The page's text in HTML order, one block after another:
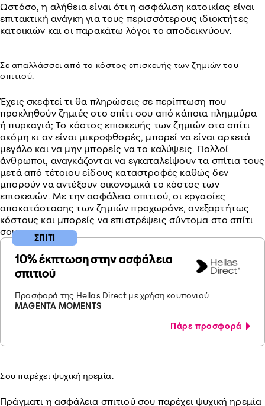
Ωστόσο, η αλήθεια είναι ότι η ασφάλιση κατοικίας είναι
επιτακτική ανάγκη για τους περισσότερους ιδιοκτήτες
κατοικιών και οι παρακάτω λόγοι το αποδεικνύουν.
Σε απαλλάσσει από το κόστος επισκευής των ζημιών του
σπιτιού.
Έχεις σκεφτεί τι θα πληρώσεις σε περίπτωση που
προκληθούν ζημιές στο σπίτι σου από κάποια πλημμύρα
ή πυρκαγιά; Το κόστος επισκευής των ζημιών στο σπίτι
ακόμη κι αν είναι μικροφθορές, μπορεί να είναι αρκετά
μεγάλο και να μην μπορείς να το καλύψεις. Πολλοί
άνθρωποι, αναγκάζονται να εγκαταλείψουν τα σπίτια τους
μετά από τέτοιου είδους καταστροφές καθώς δεν
μπορούν να αντέξουν οικονομικά το κόστος των
επισκευών. Με την ασφάλεια σπιτιού, οι εργασίες
αποκατάστασης των ζημιών προχωράνε, ανεξαρτήτως
κόστους και μπορείς να επιστρέψεις σύντομα στο σπίτι
σου.
10% έκπτωση στην ασφάλεια
σπιτιού
Προσφορά της Hellas Direct με χρήση κουπονιού
MAGENTA MOMENTS
Πάρε προσφορά
ΣΠΙΤΙ
Σου παρέχει ψυχική ηρεμία.
Πράγματι η ασφάλεια σπιτιού σου παρέχει ψυχική ηρεμία